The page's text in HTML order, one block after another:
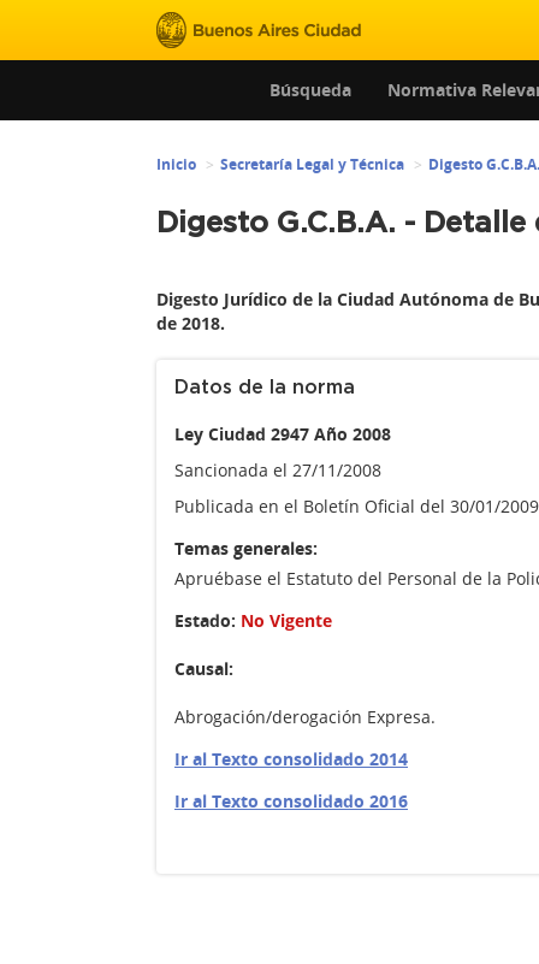
Búsqueda Normativa
Inicio Secretaría Legal y Técnica Digesto G.C.B.A.
Digesto G.C.B.A. -
Digesto Jurídico de la Ciudad Autónoma de
de 2018.
Datos de la norma
Ley Ciudad 2947 Año 2008
Sancionada el 27/11/2008
Publicada en el Boletín Oficial del 30/01/
Temas generales:
Apruébase el Estatuto del Personal de la
Estado: No Vigente
Causal:
Abrogación/derogación Expresa.
Ir al Texto consolidado 2014
Ir al Texto consolidado 2016